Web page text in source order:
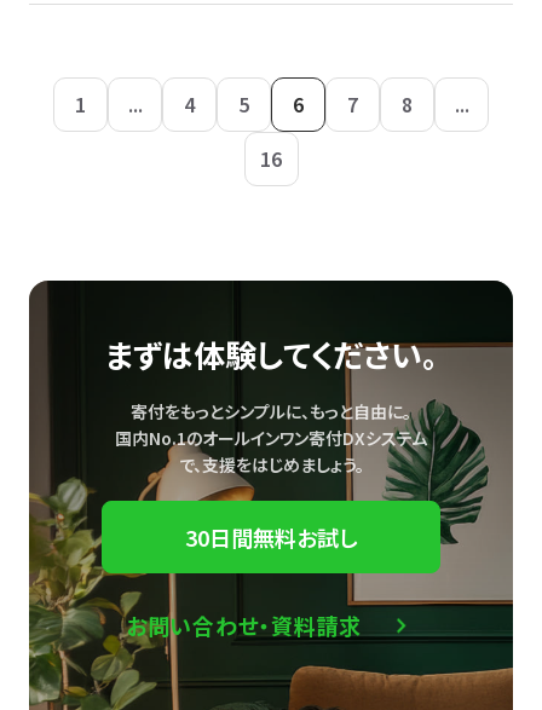
1 ... 4 5 6 7 8
...
16
まずは体験してください。
寄付をもっとシンプルに、もっと自由に。
国内No.1のオールインワン寄付DXシステム
で、支援をはじめましょう。
30日間無料お試し
お問い合わせ・資料請求